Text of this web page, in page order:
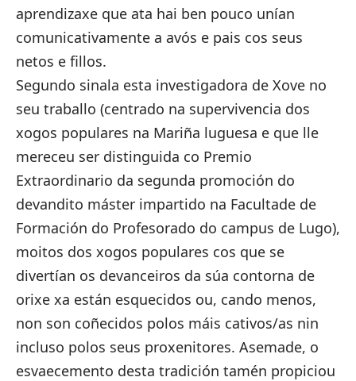
aprendizaxe que ata hai ben pouco unían
comunicativamente a avós e pais cos seus
netos e fillos.
Segundo sinala esta investigadora de Xove no
seu traballo (centrado na supervivencia dos
xogos populares na Mariña luguesa e que lle
mereceu ser distinguida co Premio
Extraordinario da segunda promoción do
devandito máster impartido na Facultade de
Formación do Profesorado do campus de Lugo),
moitos dos xogos populares cos que se
divertían os devanceiros da súa contorna de
orixe xa están esquecidos ou, cando menos,
non son coñecidos polos máis cativos/as nin
incluso polos seus proxenitores. Asemade, o
esvaecemento desta tradición tamén propiciou